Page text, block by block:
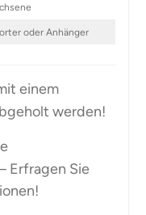
oder Anhänger
einem
werden!
Erfragen Sie